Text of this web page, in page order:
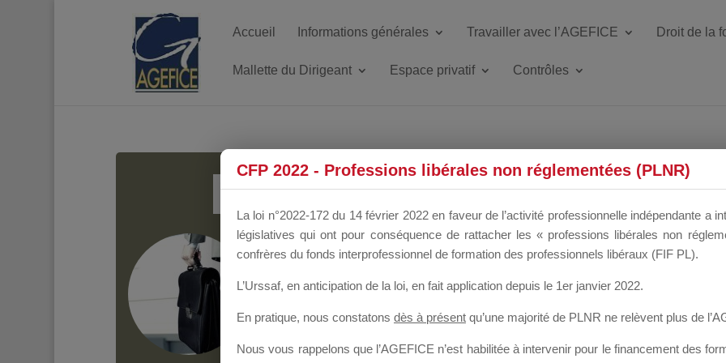
Accueil Informations générales Travailler avec l’AGEFICE Droit de la
Mallette du Dirigeant Espace privatif Contrôles
MALLETTE DU
Groupe Public il y a un mois
CFP 2022 - Professions libérales non réglementées (PLNR)
La loi n°2022-172 du 14 février 2022 en faveur de l’activité professionnelle indépendante a
législatives qui ont pour conséquence de rattacher les « professions libérales non
confrères du fonds interprofessionnel de formation des professionnels libéraux (FIF PL).
L’Urssaf, en anticipation de la loi, en fait application depuis le 1er janvier 2022.
En pratique, nous constatons dès à présent qu’une majorité de PLNR ne relèvent plus de
Nous vous rappelons que l’AGEFICE n’est habilitée à intervenir pour le financement des